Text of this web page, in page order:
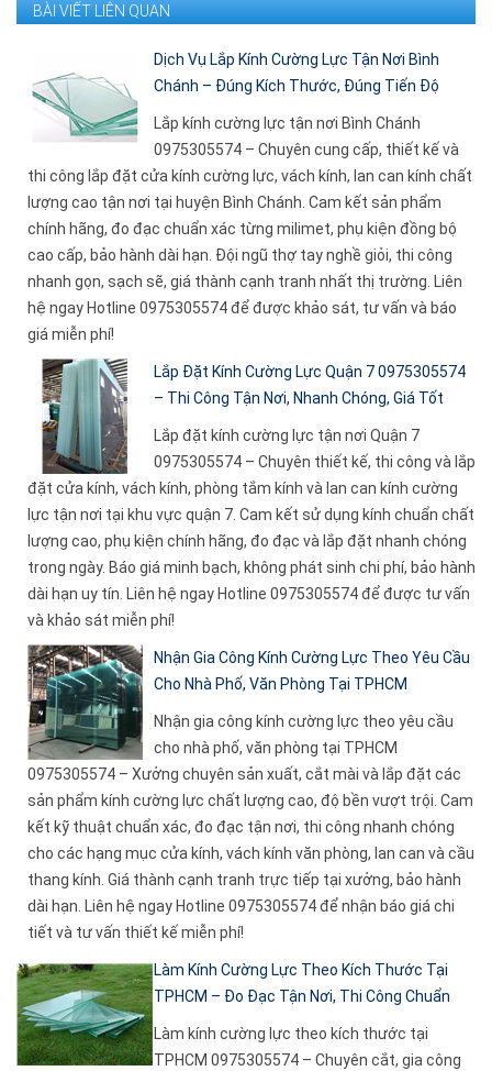
BÀI VIẾT LIÊN QUAN
Dịch Vụ Lắp Kính Cường Lực Tận Nơi Bình
Chánh – Đúng Kích Thước, Đúng Tiến Độ
Lắp kính cường lực tận nơi Bình Chánh
0975305574 – Chuyên cung cấp, thiết kế và
thi công lắp đặt cửa kính cường lực, vách kính, lan can kính chất
lượng cao tận nơi tại huyện Bình Chánh. Cam kết sản phẩm
chính hãng, đo đạc chuẩn xác từng milimet, phụ kiện đồng bộ
cao cấp, bảo hành dài hạn. Đội ngũ thợ tay nghề giỏi, thi công
nhanh gọn, sạch sẽ, giá thành cạnh tranh nhất thị trường. Liên
hệ ngay Hotline 0975305574 để được khảo sát, tư vấn và báo
giá miễn phí!
Lắp Đặt Kính Cường Lực Quận 7 0975305574
– Thi Công Tận Nơi, Nhanh Chóng, Giá Tốt
Lắp đặt kính cường lực tận nơi Quận 7
0975305574 – Chuyên thiết kế, thi công và lắp
đặt cửa kính, vách kính, phòng tắm kính và lan can kính cường
lực tận nơi tại khu vực quận 7. Cam kết sử dụng kính chuẩn chất
lượng cao, phụ kiện chính hãng, đo đạc và lắp đặt nhanh chóng
trong ngày. Báo giá minh bạch, không phát sinh chi phí, bảo hành
dài hạn uy tín. Liên hệ ngay Hotline 0975305574 để được tư vấn
và khảo sát miễn phí!
Nhận Gia Công Kính Cường Lực Theo Yêu Cầu
Cho Nhà Phố, Văn Phòng Tại TPHCM
Nhận gia công kính cường lực theo yêu cầu
cho nhà phố, văn phòng tại TPHCM
0975305574 – Xưởng chuyên sản xuất, cắt mài và lắp đặt các
sản phẩm kính cường lực chất lượng cao, độ bền vượt trội. Cam
kết kỹ thuật chuẩn xác, đo đạc tận nơi, thi công nhanh chóng
cho các hạng mục cửa kính, vách kính văn phòng, lan can và cầu
thang kính. Giá thành cạnh tranh trực tiếp tại xưởng, bảo hành
dài hạn. Liên hệ ngay Hotline 0975305574 để nhận báo giá chi
tiết và tư vấn thiết kế miễn phí!
Làm Kính Cường Lực Theo Kích Thước Tại
TPHCM – Đo Đạc Tận Nơi, Thi Công Chuẩn
Làm kính cường lực theo kích thước tại
TPHCM 0975305574 – Chuyên cắt, gia công